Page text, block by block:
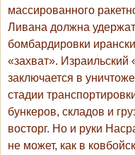
массированного
Ливана должна
бомбардировки
«захват».
заключается в
стадии
бункеров, складов и
восторг. Но и руки
не может, как в